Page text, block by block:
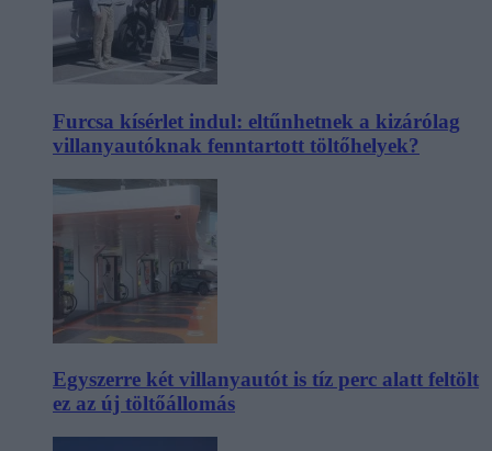
Furcsa kísérlet indul: eltűnhetnek a kizárólag
villanyautóknak fenntartott töltőhelyek?
Egyszerre két villanyautót is tíz perc alatt feltölt
ez az új töltőállomás